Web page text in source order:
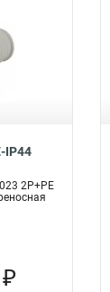
IP44
2Р+РЕ